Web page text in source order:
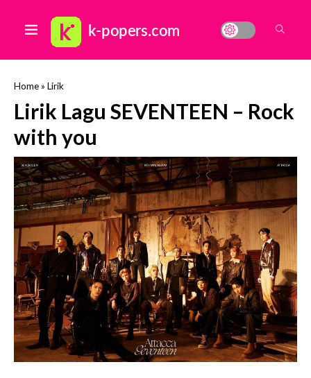
Home» Lirik
Lirik Lagu SEVENTEEN – Rock
with you